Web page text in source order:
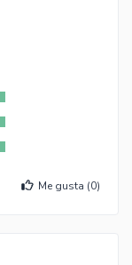
Me gusta (0)